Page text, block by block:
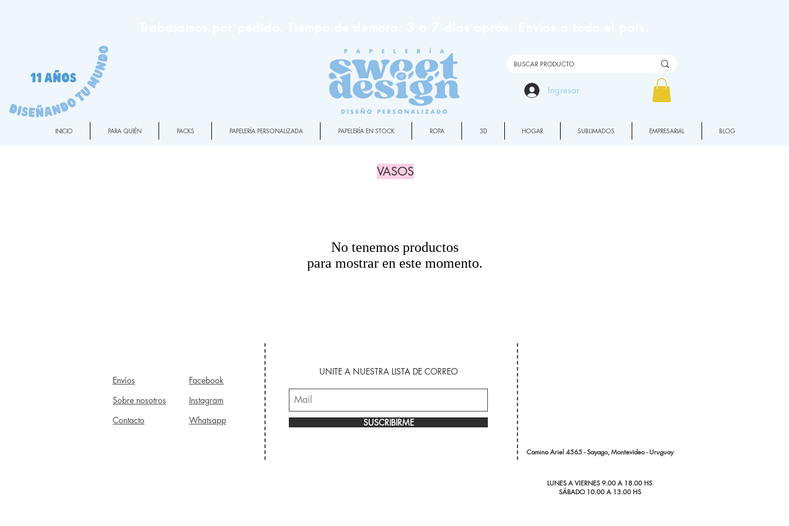
Ingresar
INICIO PARA QUIÉN PACKS PAPELERÍA PERSONALIZADA PAPELERÍA EN STOCK ROPA 3D HOGAR SUBLIMADOS EMPRESARIAL BLOG
VASOS
No tenemos productos
para mostrar en este momento.
Envíos
Sobre nosotros
Contacto
Facebook
Instagram
Whatsapp
UNITE A NUESTRA LISTA DE CORREO
SUSCRIBIRME
Camino Ariel 4565 - Sayago, Montevideo - Uruguay
LUNES A VIERNES 9.00 A 18.00 HS
SÁBADO 10.00 A 13.00 HS